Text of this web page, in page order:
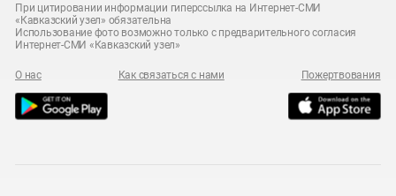
При цитировании информации гиперссылка на Интернет-СМИ
«Кавказский узел» обязательна
Использование фото возможно только с предварительного согласия
Интернет-СМИ «Кавказский узел»
О нас Как связаться с нами Пожертвования